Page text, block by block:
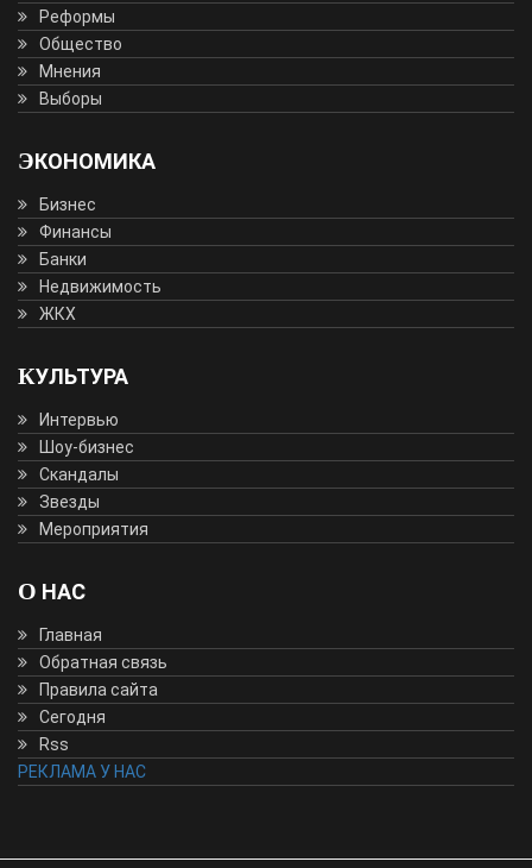
Реформы
Общество
Мнения
Выборы
ЭКОНОМИКА
Бизнес
Финансы
Банки
Недвижимость
ЖКХ
КУЛЬТУРА
Интервью
Шоу-бизнес
Скандалы
Звезды
Мероприятия
О НАС
Главная
Обратная связь
Правила сайта
Сегодня
Rss
РЕКЛАМА У НАС